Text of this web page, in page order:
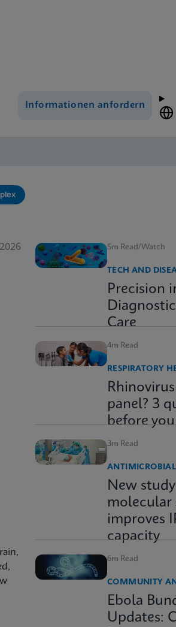
Informationen anfordern
5m Read/Watch
TECH AND
Precision
Care
4m Read
RESPIRATORY
panel? 3
before
3m Read
ANTIMICROBIAL
New
molecular
improves
capacity
6m Read
COMMUNITY
Ebola
Updates: